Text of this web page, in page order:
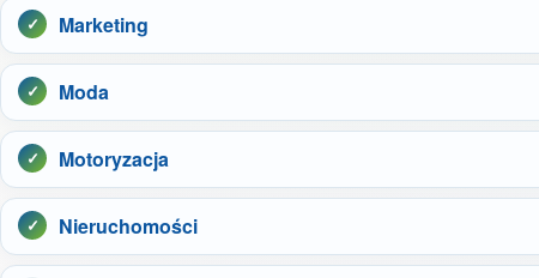
Marketing
Moda
Motoryzacja
Nieruchomości